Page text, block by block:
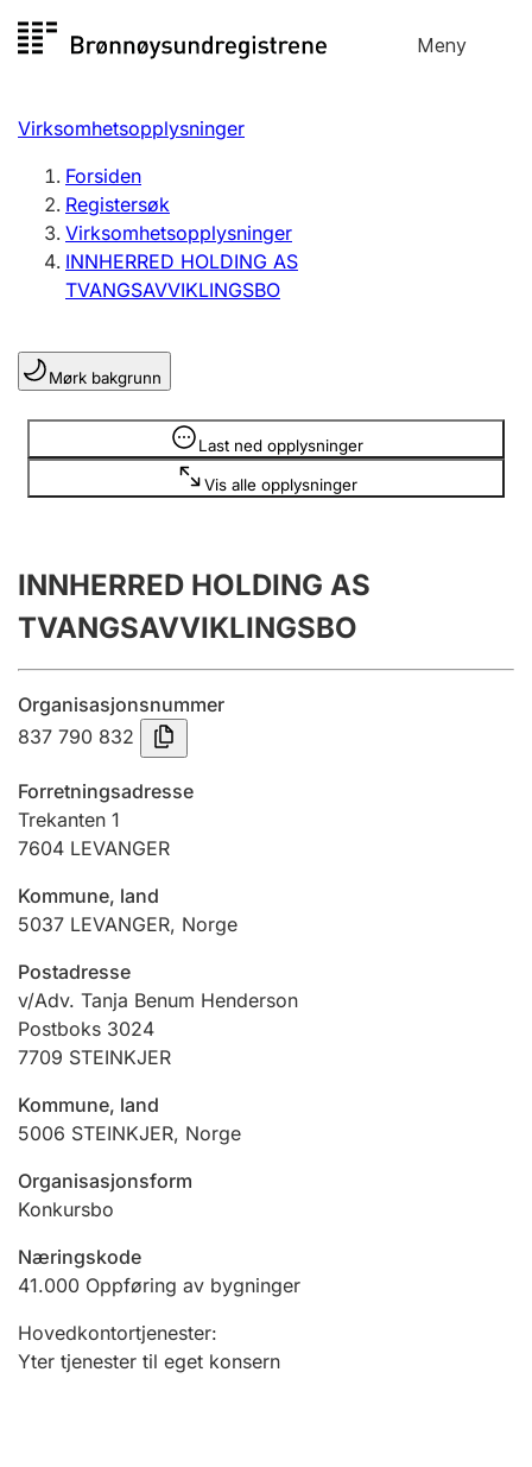
til
Meny
Registersøk
Aksjeselskap
Enkeltpersonforetak
Registrere, endre, slette
Lag og forening
Registrere, endre, slette
Flere organisasjonsformer
Årsregnskap
Innsending og forsinkelsesgebyr
Tinglysing
Jeger
Betaling og jegeravgiftskort
Ektepaktveileder
Offentlig sektor
Virksomhetsopplysninger
Forsiden
Registersøk
Virksomhetsopplysninger
INNHERRED HOLDING AS
TVANGSAVVIKLINGSBO
Mørk bakgrunn
Last ned opplysninger
Vis alle opplysninger
Opplysninger er skjult
INNHERRED HOLDING AS
TVANGSAVVIKLINGSBO
Organisasjonsnummer
837 790 832
Forretningsadresse
Trekanten 1
7604 LEVANGER
Kommune, land
5037 LEVANGER, Norge
Postadresse
v/Adv. Tanja Benum Henderson
Postboks 3024
7709 STEINKJER
Kommune, land
5006 STEINKJER, Norge
Organisasjonsform
Konkursbo
Næringskode
41.000 Oppføring av bygninger
Hovedkontortjenester:
Yter tjenester til eget konsern